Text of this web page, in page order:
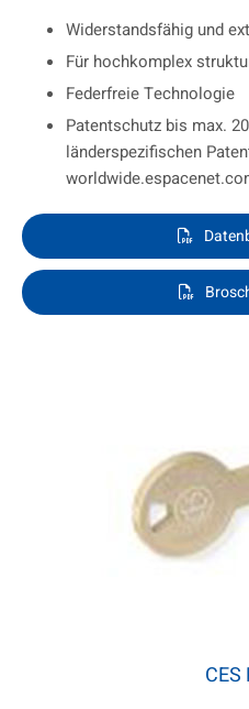
Widerstandsfähig und
Für hochkomplex
Federfreie Technologie
Patentschutz bis max.
länderspezifischen
CES